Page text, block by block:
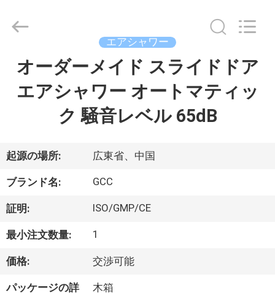
家
へ
品
ビ
デ
オ
Copyright
Guangzhou
Cleanroom
エアシャワー
オーダーメイド スライドドア
エアシャワー オートマティッ
ク 騒音レベル 65dB
起源の場所: 広東省、中国
ブランド名: GCC
証明: ISO/GMP/CE
最小注文数量: 1
価格: 交渉可能
パッケージの詳
木箱